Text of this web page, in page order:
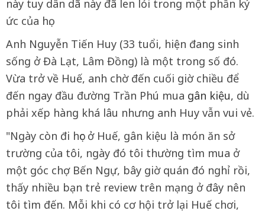
này tuy dân dã này đã len lỏi trong một phần ký
ức của họ.
Anh Nguyễn Tiến Huy (33 tuổi, hiện đang sinh
sống ở Đà Lạt, Lâm Đồng) là một trong số đó.
Vừa trở về Huế, anh chờ đến cuối giờ chiều để
đến ngay đầu đường Trần Phú mua gân kiệu, dù
phải xếp hàng khá lâu nhưng anh Huy vẫn vui vẻ.
"Ngày còn đi học ở Huế, gân kiệu là món ăn sở
trường của tôi, ngày đó tôi thường tìm mua ở
một góc chợ Bến Ngự, bây giờ quán đó nghỉ rồi,
thấy nhiều bạn trẻ review trên mạng ở đây nên
tôi tìm đến. Mỗi khi có cơ hội trở lại Huế chơi,